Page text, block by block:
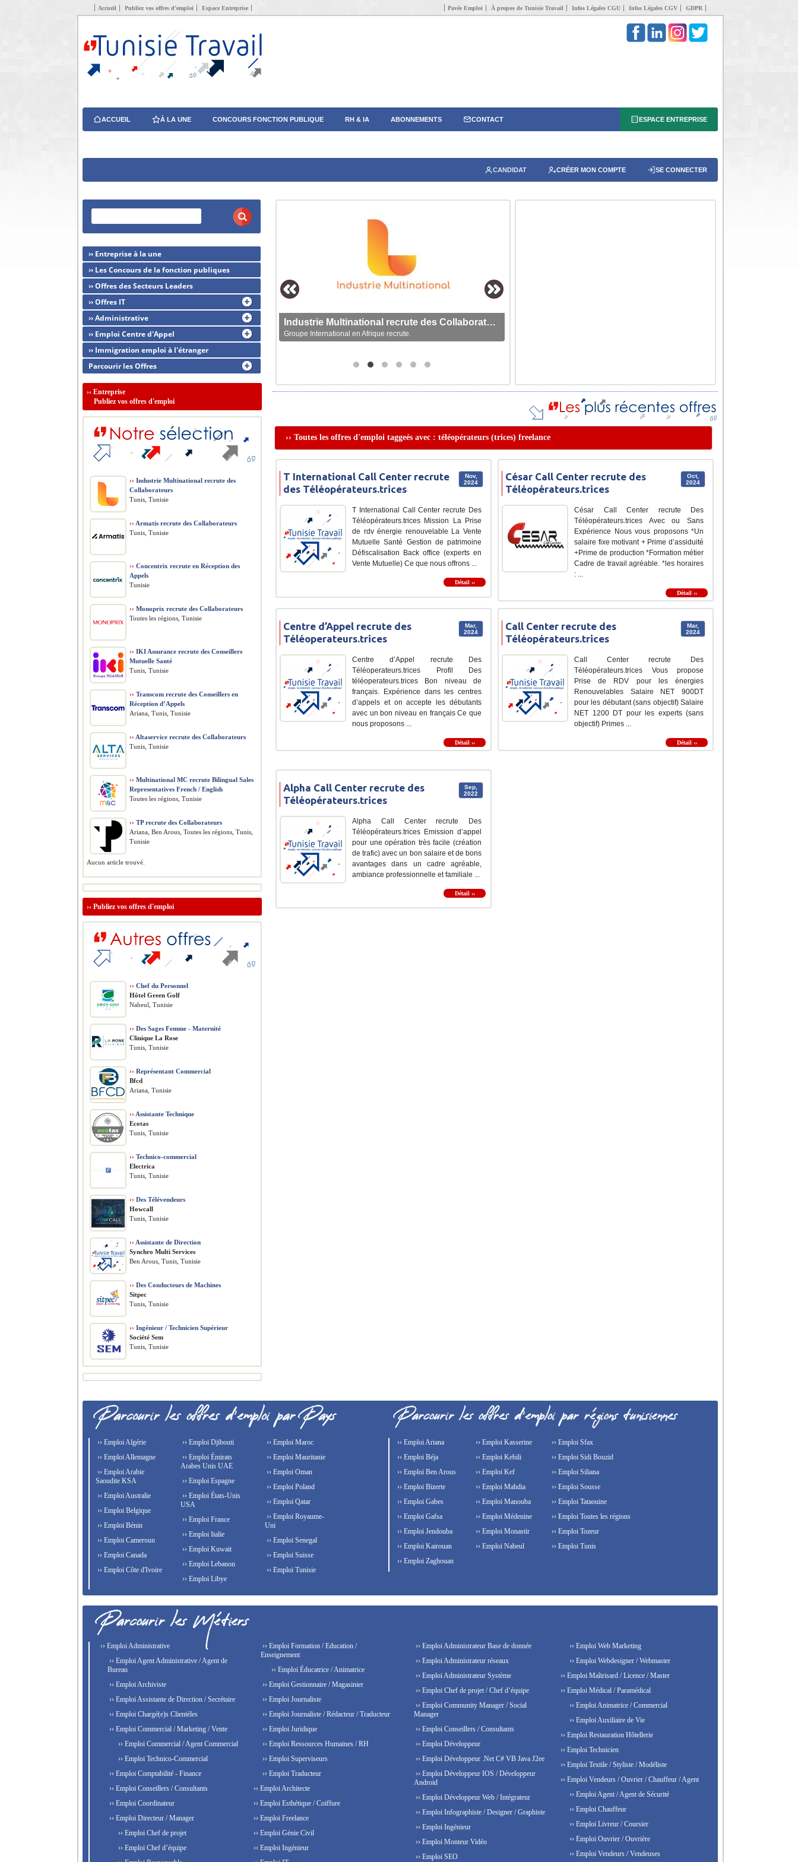
Accueil Publiez vos offres d’emploi Espace Entreprise Pavée Emploi À propos de Tunisie Travail Infos Légales CGU Infos Légales CGV GDPR
ACCUEIL À LA UNE CONCOURS FONCTION PUBLIQUE RH & IA ABONNEMENTS CONTACT ESPACE ENTREPRISE
CANDIDAT CRÉER MON COMPTE SE CONNECTER
Industrie Multinational recrute des Collaborateurs
Groupe International en Afrique recrute.
›› Toutes les offres d'emploi taggeés avec : téléopérateurs (trices) freelance
Nov,
2024
T International Call Center recrute
des Téléopérateurs.trices
T International Call Center recrute Des
Téléopérateurs.trices Mission La Prise
de rdv énergie renouvelable La Vente
Mutuelle Santé Gestion de patrimoine
Défiscalisation Back office (experts en
Vente Mutuelle) Ce que nous offrons ...
Détail ››
Oct,
2024
César Call Center recrute des
Téléopérateurs.trices
César Call Center recrute Des
Téléopérateurs.trices Avec ou Sans
Expérience Nous vous proposons *Un
salaire fixe motivant + Prime d’assiduité
+Prime de production *Formation métier
Cadre de travail agréable. *les horaires
: ...
Détail ››
Mar,
2024
Centre d’Appel recrute des
Téléoperateurs.trices
Centre d’Appel recrute Des
Téléoperateurs.trices Profil Des
téléoperateurs.trices Bon niveau de
français. Expérience dans les centres
d’appels et on accepte les débutants
avec un bon niveau en français Ce que
nous proposons ...
Détail ››
Mar,
2024
Call Center recrute des
Téléopérateurs.trices
Call Center recrute Des
Téléopérateurs.trices Vous propose
Prise de RDV pour les énergies
Renouvelables Salaire NET 900DT
pour les débutant (sans objectif) Salaire
NET 1200 DT pour les experts (sans
objectif) Primes ...
Détail ››
Sep,
2022
Alpha Call Center recrute des
Téléopérateurs.trices
Alpha Call Center recrute Des
Téléopérateurs.trices Emission d’appel
pour une opération très facile (création
de trafic) avec un bon salaire et de bons
avantages dans un cadre agréable,
ambiance professionnelle et familiale ...
Détail ››
›› Entreprise à la une
›› Les Concours de la fonction publiques
›› Offres des Secteurs Leaders
›› Offres IT
›› Administrative
›› Emploi Centre d'Appel
›› Immigration emploi à l'étranger
Parcourir les Offres
›› Entreprise
Publiez vos offres d'emploi
›› Industrie Multinational recrute des
Collaborateurs
Tunis, Tunisie
›› Armatis recrute des Collaborateurs
Tunis, Tunisie
›› Concentrix recrute en Réception des
Appels
Tunisie
›› Monoprix recrute des Collaborateurs
Toutes les régions, Tunisie
›› IKI Assurance recrute des Conseillers
Mutuelle Santé
Tunis, Tunisie
›› Transcom recrute des Conseillers en
Réception d’Appels
Ariana, Tunis, Tunisie
›› Altaservice recrute des Collaborateurs
Tunis, Tunisie
›› Multinational MC recrute Bilingual Sales
Representatives French / English
Toutes les régions, Tunisie
›› TP recrute des Collaborateurs
Ariana, Ben Arous, Toutes les régions, Tunis,
Tunisie
Aucun article trouvé.
›› Publiez vos offres d'emploi
›› Chef du Personnel
Hôtel Green Golf
Nabeul, Tunisie
›› Des Sages Femme - Maternité
Clinique La Rose
Tunis, Tunisie
›› Représentant Commercial
Bfcd
Ariana, Tunisie
›› Assistante Technique
Ecotas
Tunis, Tunisie
›› Technico-commercial
Electrica
Tunis, Tunisie
›› Des Télévendeurs
Howcall
Tunis, Tunisie
›› Assistante de Direction
Synchro Multi Services
Ben Arous, Tunis, Tunisie
›› Des Conducteurs de Machines
Sitpec
Tunis, Tunisie
›› Ingénieur / Technicien Supérieur
Société Sem
Tunis, Tunisie
›› Emploi Algérie
›› Emploi Allemagne
›› Emploi Arabie
Saoudite KSA
›› Emploi Australie
›› Emploi Belgique
›› Emploi Bénin
›› Emploi Cameroun
›› Emploi Canada
›› Emploi Côte d'Ivoire
›› Emploi Djibouti
›› Emploi Émirats
Arabes Unis UAE
›› Emploi Espagne
›› Emploi États-Unis
USA
›› Emploi France
›› Emploi Italie
›› Emploi Kuwait
›› Emploi Lebanon
›› Emploi Libye
›› Emploi Maroc
›› Emploi Mauritanie
›› Emploi Oman
›› Emploi Poland
›› Emploi Qatar
›› Emploi Royaume-
Uni
›› Emploi Senegal
›› Emploi Suisse
›› Emploi Tunisie
›› Emploi Ariana
›› Emploi Béja
›› Emploi Ben Arous
›› Emploi Bizerte
›› Emploi Gabes
›› Emploi Gafsa
›› Emploi Jendouba
›› Emploi Kairouan
›› Emploi Kasserine
›› Emploi Kebili
›› Emploi Kef
›› Emploi Mahdia
›› Emploi Manouba
›› Emploi Médenine
›› Emploi Monastir
›› Emploi Nabeul
›› Emploi Sfax
›› Emploi Sidi Bouzid
›› Emploi Siliana
›› Emploi Sousse
›› Emploi Tataouine
›› Emploi Toutes les régions
›› Emploi Tozeur
›› Emploi Tunis
›› Emploi Zaghouan
›› Emploi Administrative
›› Emploi Agent Administrative / Agent de
Bureau
›› Emploi Archiviste
›› Emploi Assistante de Direction / Secrétaire
›› Emploi Chargé(e)s Clientèles
›› Emploi Commercial / Marketing / Vente
›› Emploi Commercial / Agent Commercial
›› Emploi Technico-Commercial
›› Emploi Comptabilité - Finance
›› Emploi Conseillers / Consultants
›› Emploi Coordinateur
›› Emploi Directeur / Manager
›› Emploi Chef de projet
›› Emploi Chef d’équipe
›› Emploi Formation / Education /
Enseignement
›› Emploi Éducatrice / Animatrice
›› Emploi Gestionnaire / Magasinier
›› Emploi Journaliste
›› Emploi Journaliste / Rédacteur / Traducteur
›› Emploi Juridique
›› Emploi Ressources Humaines / RH
›› Emploi Superviseurs
›› Emploi Traducteur
›› Emploi Architecte
›› Emploi Esthétique / Coiffure
›› Emploi Freelance
›› Emploi Génie Civil
›› Emploi Ingénieur
›› Emploi Administrateur Base de donnée
›› Emploi Administrateur réseaux
›› Emploi Administrateur Système
›› Emploi Chef de projet / Chef d’équipe
›› Emploi Community Manager / Social
Manager
›› Emploi Conseillers / Consultants
›› Emploi Développeur
›› Emploi Développeur .Net C# VB Java J2ee
›› Emploi Développeur IOS / Développeur
Android
›› Emploi Développeur Web / Intégrateur
›› Emploi Infographiste / Designer / Graphiste
›› Emploi Ingénieur
›› Emploi Monteur Vidéo
›› Emploi SEO
›› Emploi Web Marketing
›› Emploi Webdesigner / Webmaster
›› Emploi Maîtrisard / Licence / Master
›› Emploi Médical / Paramédical
›› Emploi Animatrice / Commercial
›› Emploi Auxiliaire de Vie
›› Emploi Restauration Hôtellerie
›› Emploi Technicien
›› Emploi Textile / Styliste / Modéliste
›› Emploi Vendeurs / Ouvrier / Chauffeur / Agent
›› Emploi Agent / Agent de Sécurité
›› Emploi Chauffeur
›› Emploi Livreur / Coursier
›› Emploi Ouvrier / Ouvrière
›› Emploi Vendeurs / Vendeuses